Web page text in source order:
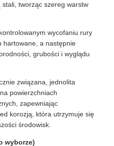
tworząc szereg warstw
wycofaniu rury
hartowane, a następnie
grubości i wyglądu
związana, jednolita
powierzchniach
zapewniając
korozją, która utrzymuje się
środowisk.
wyborze)